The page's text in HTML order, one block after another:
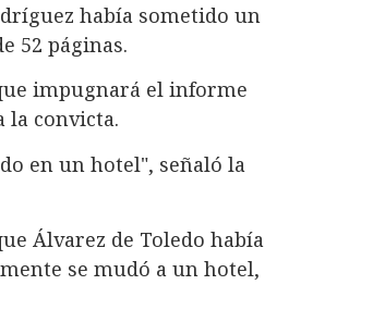
había sometido un
52 páginas.
impugnará el informe
la convicta.
en un hotel", señaló la
Álvarez de Toledo había
se mudó a un hotel,